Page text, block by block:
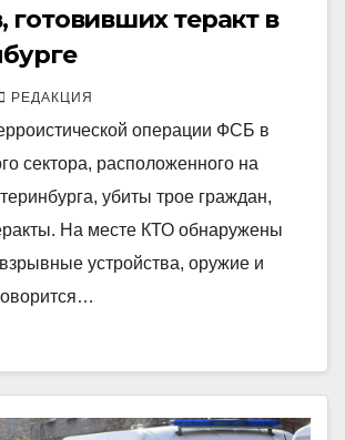
готовивших теракт в
РЕДАКЦИЯ
операции ФСБ в
сектора, расположенного на
убиты трое граждан,
На месте КТО обнаружены
устройства, оружие и